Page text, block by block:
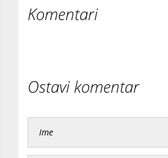
Komentari
Ostavi komentar